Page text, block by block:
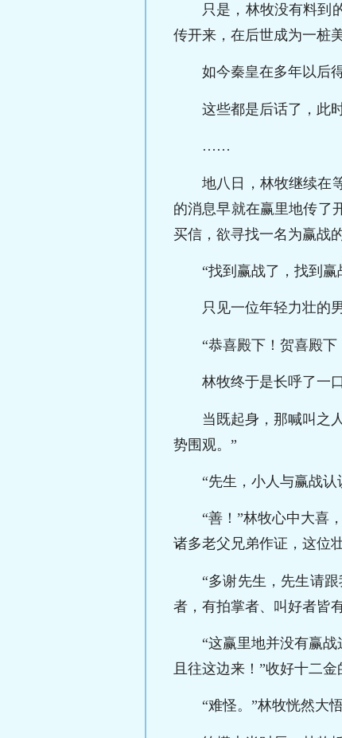
只是，林牧没有料到
传开来，在后世成为一桩美
如今秦皇在多年以后
这些都是后话了，此
……
地八日，林牧继续在
的消息早就在赢里地传了
买信，欲寻找一名为赢战
“找到赢战了，找到
只见一位年轻力壮的
“恭喜殿下！贺喜殿下
林牧终于是长呼了一
当既起身，那喊叫之
势围观。”
“先生，小人与赢战
“善！”林牧心中大喜
诸多老父兄弟作证，这位
“多谢先生，先生请
者，有拍掌者、叫好者皆
“这赢里地并没有赢
且往这边来！”收好十二金
“难怪。”林牧恍然大